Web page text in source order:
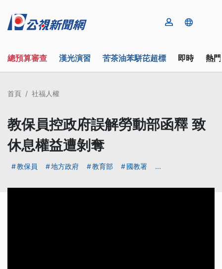
總預算審查 漢光演習 苦茶油苯駢芘超標 即時 熱
首頁 社福人權
教保員控政府誤解勞動部函釋 致
休息權益遭剝奪
教保員 地方政府 教育部 國教署 ...